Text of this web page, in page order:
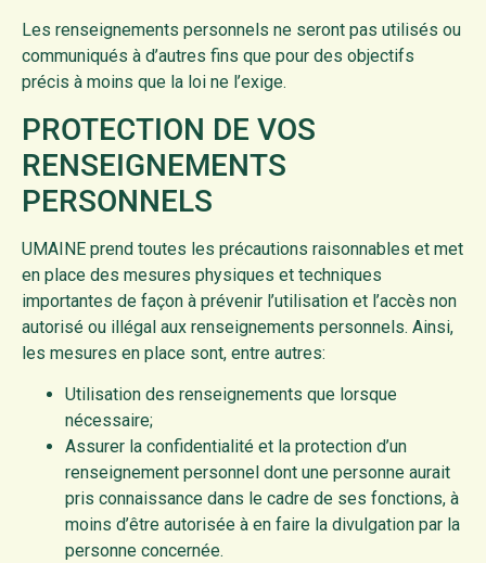
Les renseignements personnels ne seront pas utilisés ou
communiqués à d’autres fins que pour des objectifs
précis à moins que la loi ne l’exige.
PROTECTION DE VOS
RENSEIGNEMENTS
PERSONNELS
UMAINE prend toutes les précautions raisonnables et met
en place des mesures physiques et techniques
importantes de façon à prévenir l’utilisation et l’accès non
autorisé ou illégal aux renseignements personnels. Ainsi,
les mesures en place sont, entre autres:
Utilisation des renseignements que lorsque
nécessaire;
Assurer la confidentialité et la protection d’un
renseignement personnel dont une personne aurait
pris connaissance dans le cadre de ses fonctions, à
moins d’être autorisée à en faire la divulgation par la
personne concernée.